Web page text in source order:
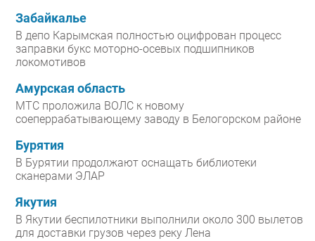
Забайкалье
В депо Карымская полностью оцифрован процесс
заправки букс моторно-осевых подшипников
локомотивов
Амурская область
МТС проложила ВОЛС к новому
соеперрабатывающему заводу в Белогорском районе
Бурятия
В Бурятии продолжают оснащать библиотеки
сканерами ЭЛАР
Якутия
В Якутии беспилотники выполнили около 300 вылетов
для доставки грузов через реку Лена